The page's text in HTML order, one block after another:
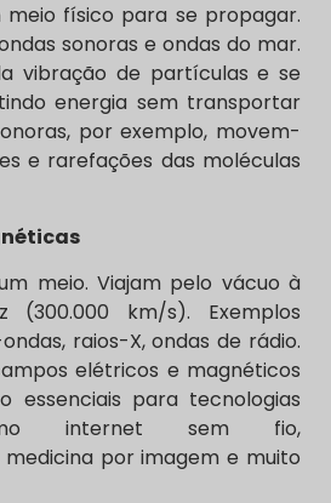
meio físico para se propagar.
sonoras e ondas do mar.
vibração de partículas e se
energia sem transportar
por exemplo, movem-
e rarefações das moléculas
meio. Viajam pelo vácuo à
(300.000 km/s). Exemplos
raios-X, ondas de rádio.
elétricos e magnéticos
essenciais para tecnologias
internet sem fio,
por imagem e muito